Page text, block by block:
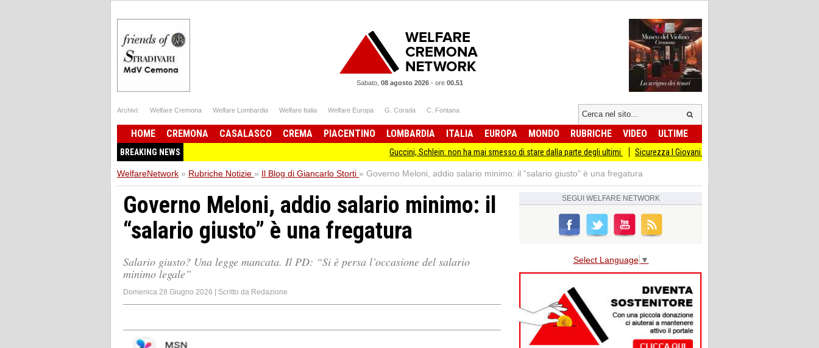
Sabato, 08 agosto 2026- ore 00.51
Archivi: Welfare Cremona Welfare Lombardia Welfare Italia Welfare Europa G. Corada C. Fontana
HOME CREMONA CASALASCO CREMA PIACENTINO LOMBARDIA ITALIA EUROPA MONDO RUBRICHE VIDEO ULTIME
BREAKING NEWS Guccini, Schlein: non ha mai smesso di stare dalla parte degli ultimi Sicurezza I Giovani Democratici ribattono ai Giovani di Fratellli
WelfareNetwork » Rubriche Notizie » Il Blog di Giancarlo Storti » Governo Meloni, addio salario minimo: il “salario giusto” è una fregatura
Governo Meloni, addio salario minimo: il
“salario giusto” è una fregatura
Salario giusto? Una legge mancata. Il PD: “Si è persa l’occasione del salario
minimo legale”
Domenica 28 Giugno 2026 | Scritto da Redazione
SEGUI WELFARE NETWORK
Select Language ▼